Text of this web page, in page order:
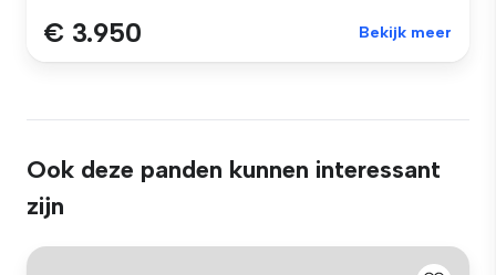
€ 3.950 Bekijk meer
Ook deze panden kunnen interessant
zijn